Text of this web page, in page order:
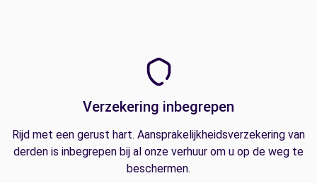
Verzekering inbegrepen
Rijd met een gerust hart. Aansprakelijkheidsverzekering van
derden is inbegrepen bij al onze verhuur om u op de weg te
beschermen.